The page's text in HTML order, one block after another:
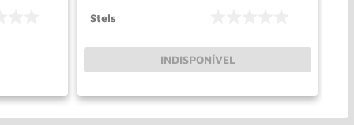
Stels
INDISPONÍVEL